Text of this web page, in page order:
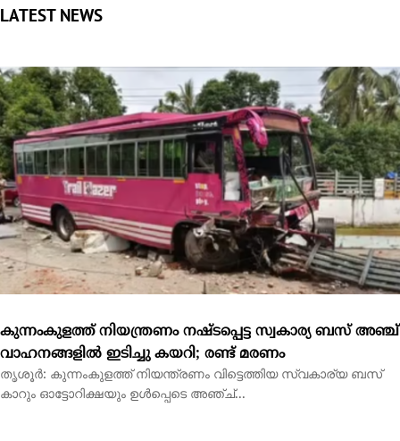
കുന്നംകുളത്ത് നിയന്ത്രണം നഷ്ടപ്പെട്ട സ്വകാര്യ ബസ് അഞ്ച്
വാഹനങ്ങളിൽ ഇടിച്ചു കയറി; രണ്ട് മരണം
തൃശൂർ: കുന്നംകുളത്ത് നിയന്ത്രണം വിട്ടെത്തിയ സ്വകാര്യ ബസ്
കാറും ഓട്ടോറിക്ഷയും ഉൾപ്പെടെ അഞ്ച്...